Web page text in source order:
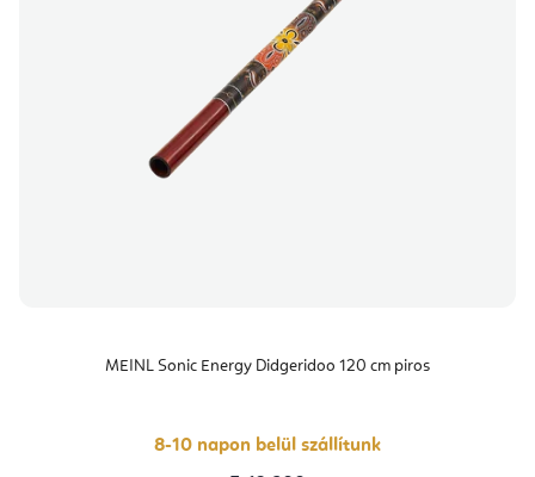
MEINL Sonic Energy Didgeridoo 120 cm piros
8-10 napon belül szállítunk